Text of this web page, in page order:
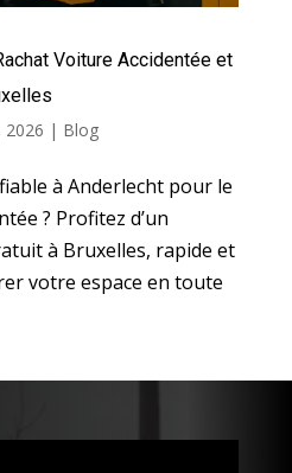
Voiture Accidentée et
2026 | Blog
à Anderlecht pour le
? Profitez d’un
à Bruxelles, rapide et
votre espace en toute